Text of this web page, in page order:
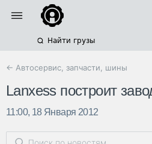
Найти грузы
← Автосервис, запчасти, шины
Lanxess построит
11:00, 18 Января 2012